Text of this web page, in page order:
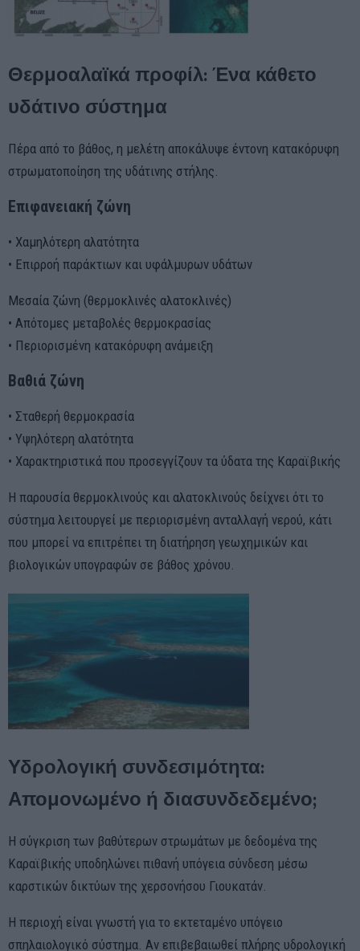
Θερμοαλαϊκά προφίλ: Ένα κάθετο
υδάτινο σύστημα
Πέρα από το βάθος, η μελέτη αποκάλυψε έντονη κατακόρυφη
στρωματοποίηση της υδάτινης στήλης.
Επιφανειακή ζώνη
• Χαμηλότερη αλατότητα
• Επιρροή παράκτιων και υφάλμυρων υδάτων
Μεσαία ζώνη (θερμοκλινές αλατοκλινές)
• Απότομες μεταβολές θερμοκρασίας
• Περιορισμένη κατακόρυφη ανάμειξη
Βαθιά ζώνη
• Σταθερή θερμοκρασία
• Υψηλότερη αλατότητα
• Χαρακτηριστικά που προσεγγίζουν τα ύδατα της Καραϊβικής
Η παρουσία θερμοκλινούς και αλατοκλινούς δείχνει ότι το
σύστημα λειτουργεί με περιορισμένη ανταλλαγή νερού, κάτι
που μπορεί να επιτρέπει τη διατήρηση γεωχημικών και
βιολογικών υπογραφών σε βάθος χρόνου.
Υδρολογική συνδεσιμότητα:
Απομονωμένο ή διασυνδεδεμένο;
Η σύγκριση των βαθύτερων στρωμάτων με δεδομένα της
Καραϊβικής υποδηλώνει πιθανή υπόγεια σύνδεση μέσω
καρστικών δικτύων της χερσονήσου Γιουκατάν.
Η περιοχή είναι γνωστή για το εκτεταμένο υπόγειο
σπηλαιολογικό σύστημα. Αν επιβεβαιωθεί πλήρης υδρολογική